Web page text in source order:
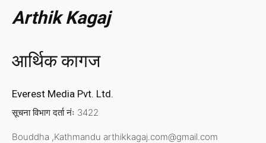
Arthik Kagaj
आर्थिक कागज
Everest Media Pvt. Ltd.
सूचना विभाग दर्ता नंः 3422
Bouddha ,Kathmandu arthikkagaj.com@gmail.com